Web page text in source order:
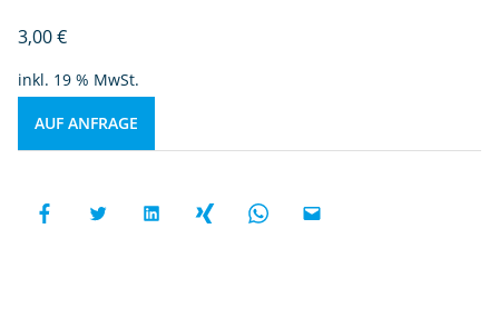
3,00€
inkl. 19 % MwSt.
AUF ANFRAGE